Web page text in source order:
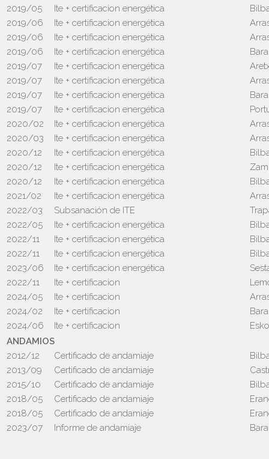
2019/05
Ite + certificacion energética
2019/06
Ite + certificacion energética
2019/06
Ite + certificacion energética
2019/06
Ite + certificacion energética
2019/07
Ite + certificacion energética
2019/07
Ite + certificacion energética
2019/07
Ite + certificacion energética
2019/07
Ite + certificacion energética
2020/02
Ite + certificacion energética
2020/03
Ite + certificacion energética
2020/12
Ite + certificacion energética
2020/12
Ite + certificacion energética
2020/12
Ite + certificacion energética
2021/02
Ite + certificacion energética
2022/03
Subsanación de ITE
2022/05
Ite + certificacion energética
2022/11
Ite + certificacion energética
2022/11
Ite + certificacion energética
2023/06
Ite + certificacion energética
2022/11
Ite + certificacion
2024/05
Ite + certificacion
2024/02
Ite + certificacion
2024/06
Ite + certificacion
ANDAMIOS
2012/12
Certificado de andamiaje
2013/09
Certificado de andamiaje
2015/10
Certificado de andamiaje
2018/05
Certificado de andamiaje
2018/05
Certificado de andamiaje
2023/07
Informe de andamiaje